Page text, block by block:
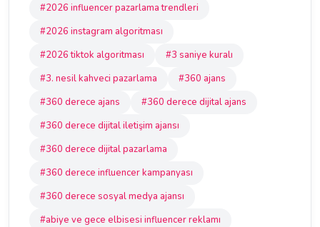
#2026 influencer pazarlama trendleri
#2026 instagram algoritması
#2026 tiktok algoritması
#3 saniye kuralı
#3. nesil kahveci pazarlama
#360 ajans
#360 derece ajans
#360 derece dijital ajans
#360 derece dijital iletişim ajansı
#360 derece dijital pazarlama
#360 derece influencer kampanyası
#360 derece sosyal medya ajansı
#abiye ve gece elbisesi influencer reklamı